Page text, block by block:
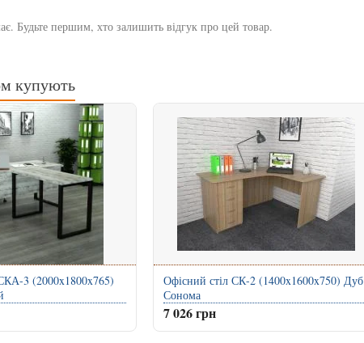
Будьте першим, хто залишить відгук про цей товар.
купують
3 (2000x1800x765)
Офісний стіл СК-2 (1400x1600x750) Дуб
Сонома
7 026 грн